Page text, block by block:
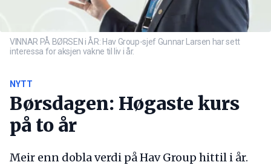
VINNAR PÅ BØRSEN i ÅR: Hav Group-sjef Gunnar Larsen har sett
interessa for aksjen vakne til liv i år.
NYTT
Børsdagen: Høgaste kurs
på to år
Meir enn dobla verdi på Hav Group hittil i år.